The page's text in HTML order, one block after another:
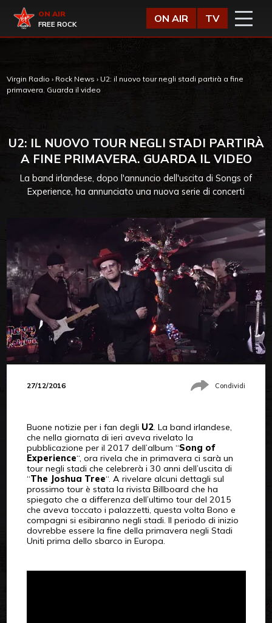
Virgin Radio
ON AIR
FREE ROCK
ON AIR TV
Virgin Radio › Rock News › U2: il nuovo tour negli stadi partirà a fine
primavera. Guarda il video
U2: IL NUOVO TOUR NEGLI STADI PARTIRÀ
A FINE PRIMAVERA. GUARDA IL VIDEO
La band irlandese, dopo l'annuncio dell'uscita di Songs of
Experience, ha annunciato una nuova serie di concerti
27/12/2016 Condividi
Buone notizie per i fan degli U2. La band irlandese,
che nella giornata di ieri aveva rivelato la
pubblicazione per il 2017 dell’album “Song of
Experience“, ora rivela che in primavera ci sarà un
tour negli stadi che celebrerà i 30 anni dell’uscita di
“The Joshua Tree“. A rivelare alcuni dettagli sul
prossimo tour è stata la rivista Billboard che ha
spiegato che a differenza dell’ultimo tour del 2015
che aveva toccato i palazzetti, questa volta Bono e
compagni si esibiranno negli stadi. Il periodo di inizio
dovrebbe essere la fine della primavera negli Stadi
Uniti prima dello sbarco in Europa.